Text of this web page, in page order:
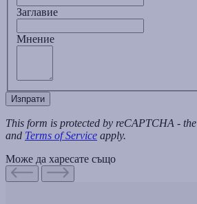
Заглавиe
Мнение
Изпрати
This form is protected by reCAPTCHA - the
and Terms of Service apply.
Може да харесате също